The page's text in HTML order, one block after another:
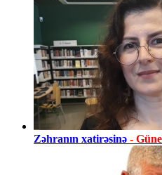
Zəhranın xatirəsinə -